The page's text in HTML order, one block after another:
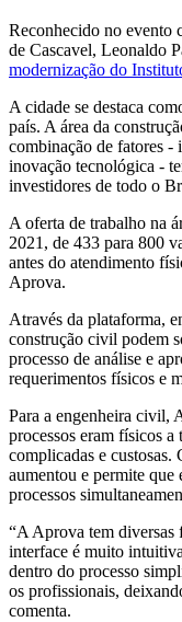
Reconhecido no evento
de Cascavel, Leonaldo
modernização do
A cidade se destaca
país. A área da
combinação de fatores -
inovação tecnológica -
investidores de todo o
A oferta de trabalho na
2021, de 433 para 800
antes do atendimento
Aprova.
Através da plataforma,
construção civil podem
processo de análise e
requerimentos físicos e
Para a engenheira civil,
processos eram físicos a
complicadas e
aumentou e permite que
processos
“A Aprova tem diversas
interface é muito
dentro do processo
os profissionais,
comenta.